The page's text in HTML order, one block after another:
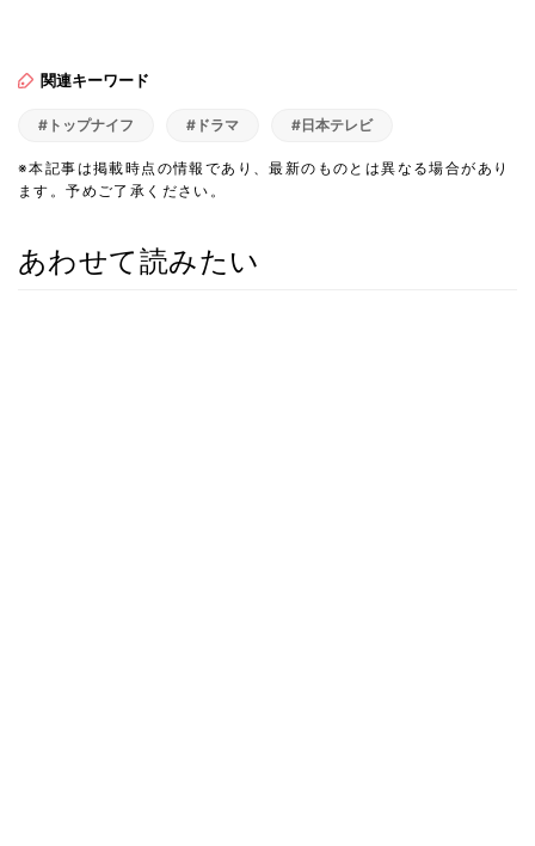
関連キーワード
#トップナイフ #ドラマ #日本テレビ
※本記事は掲載時点の情報であり、最新のものとは異なる場合があり
ます。予めご了承ください。
あわせて読みたい